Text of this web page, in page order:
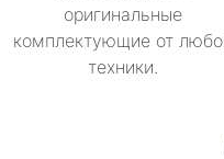
оригинальные
комплектующие от
техники.